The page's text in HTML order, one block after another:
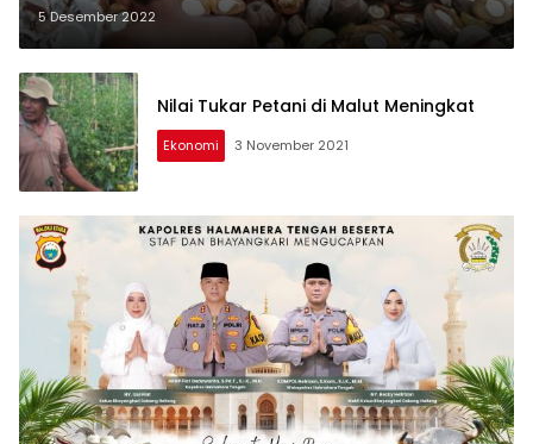
5 Desember 2022
Nilai Tukar Petani di Malut Meningkat
Ekonomi 3 November 2021